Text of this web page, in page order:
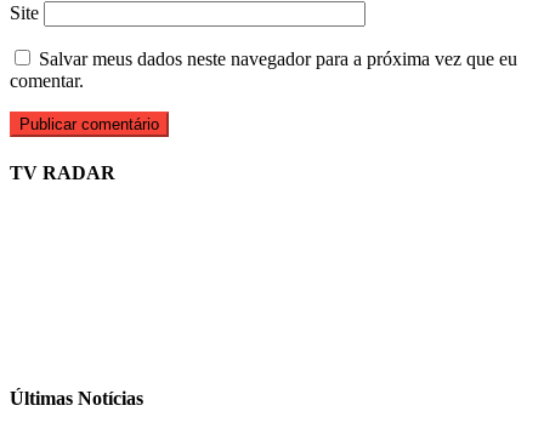
Site
Salvar meus dados neste navegador para a próxima vez que eu
comentar.
TV RADAR
Últimas Notícias